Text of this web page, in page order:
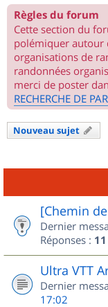
Règles du forum
Cette section du
polémiquer autour
organisations de
randonnées
merci de poster
RECHERCHE DE
Nouveau sujet
[Chemin
Dernier
Réponses : 11
Ultra VTT
Dernier
17:02